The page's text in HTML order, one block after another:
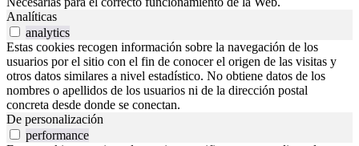
Analíticas
analytics
Estas cookies recogen información sobre la navegación de los
usuarios por el sitio con el fin de conocer el origen de las visitas y
otros datos similares a nivel estadístico. No obtiene datos de los
nombres o apellidos de los usuarios ni de la dirección postal
concreta desde donde se conectan.
De personalización
performance